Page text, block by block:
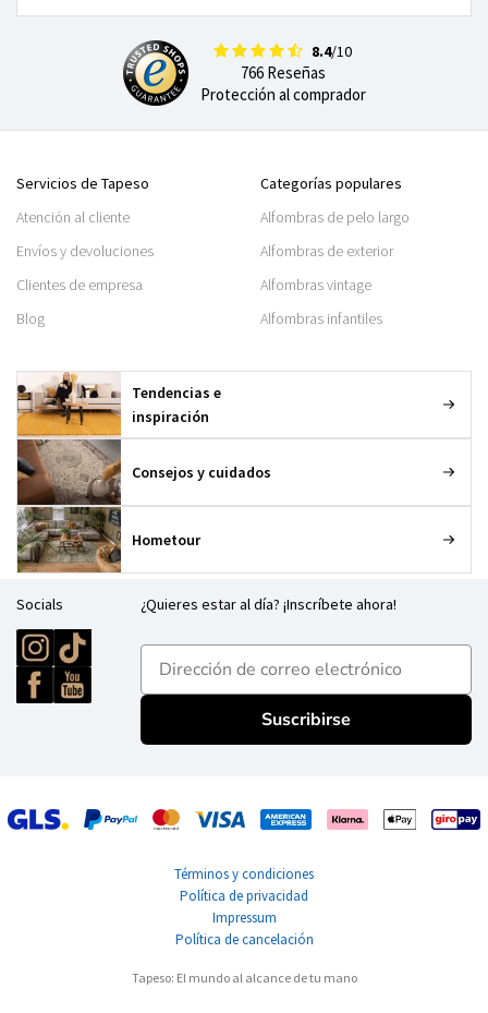
8.4/10
766 Reseñas
Protección al comprador
Servicios de Tapeso
Atención al cliente
Envíos y devoluciones
Clientes de empresa
Blog
Categorías populares
Alfombras de pelo largo
Alfombras de exterior
Alfombras vintage
Alfombras infantiles
Tendencias e
inspiración
Consejos y cuidados
Hometour
Socials ¿Quieres estar al día? ¡Inscríbete ahora!
E-mailadres
Suscribirse
Términos y condiciones
Política de privacidad
Impressum
Política de cancelación
Tapeso: El mundo al alcance de tu mano